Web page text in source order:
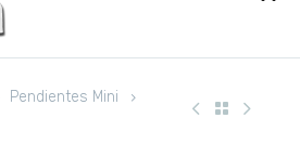
Pendientes Mini